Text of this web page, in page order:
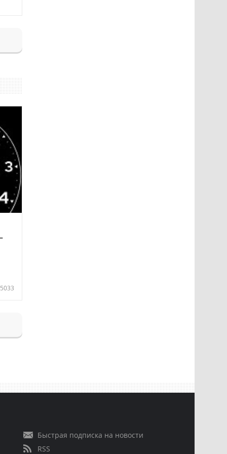
5033
Быстрая подписка на новости
RSS